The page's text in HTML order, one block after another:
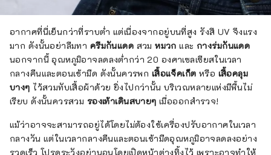
อากาศที่นี่เย็นกว่าที่ราบต่ำ แต่เนื่องจากอยู่บนที่สูง รังสี UV จึงแรง
มาก ดังนั้นอย่าลืมทา ครีมกันแดด สวมหมวก และ กางร่มกันแดด
นอกจากนี้ อุณหภูมิอาจลดลงต่ำกว่า 20 องศาเซลเซียสในเวลา
กลางคืนและตอนเช้ามืด ดังนั้นควรพก เสื้อแจ็คเก็ต หรือ เสื้อคลุม
บางๆ ไว้สวมทับเสื้อผ้าด้วย ยิ่งไปกว่านั้น บริเวณหลายแห่งมีพื้นไม่
เรียบ ดังนั้นควรสวม รองเท้าเดินสบายๆ เมื่อออกสำรวจ!
แม้ว่าอาจจะสามารถอยู่ได้โดยไม่ต้องใช้เครื่องปรับอากาศในเวลา
กลางวัน แต่ในเวลากลางคืนและตอนเช้ามืดอุณหภูมิอาจลดลงอย่าง
รวดเร็ว โปรดระวังอย่านอนโดยเปิดหน้าต่างทิ้งไว้ เพราะอาจทำให้